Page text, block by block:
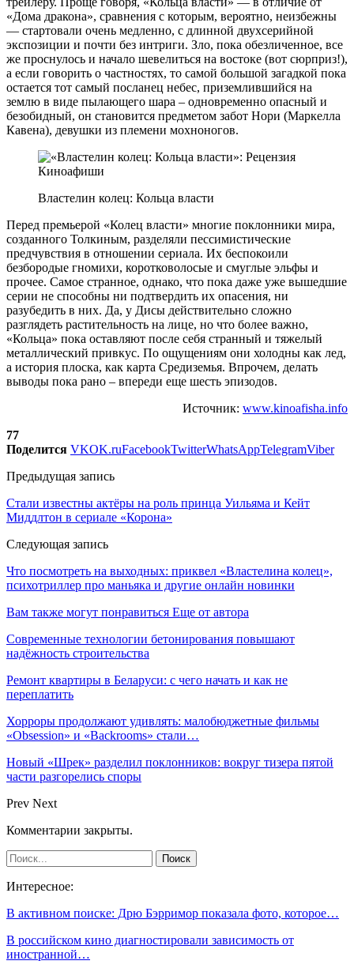
«Дома дракона», сравнения с которым, вероятно, неизбежны
— стартовали очень медленно, с длинной двухсерийной
экспозиции и почти без интриги. Зло, пока обезличенное, все
же проснулось и начало шевелиться на востоке (вот сюрприз!),
а если говорить о частностях, то самой большой загадкой пока
остается тот самый посланец небес, приземлившийся на
землю в виде пылающего шара – одновременно опасный и
безобидный, он становится предметом забот Нори (Маркелла
Кавена), девушки из племени мохноногов.
Властелин колец: Кольца власти
Перед премьерой «Колец власти» многие поклонники мира,
созданного Толкиным, разделяли пессимистические
предчувствия в отношении сериала. Их беспокоили
безбородые гномихи, коротковолосые и смуглые эльфы и
прочее. Самое странное, однако, что пока даже уже вышедшие
серии не способны ни подтвердить их опасения, ни
разубедить в них. Да, у Дисы действительно сложно
разглядеть растительность на лице, но что более важно,
«Кольца» пока оставляют после себя странный и тяжелый
металлический привкус. По ощущениям они холодны как лед,
а история плоска, как карта Средиземья. Впрочем, делать
выводы пока рано – впереди еще шесть эпизодов.
Источник: www.kinoafisha.info
77
Поделится VKOK.ruFacebookTwitterWhatsAppTelegramViber
Предыдущая запись
Стали известны актёры на роль принца Уильяма и Кейт
Миддлтон в сериале «Корона»
Следующая запись
Что посмотреть на выходных: приквел «Властелина колец»,
психотриллер про маньяка и другие онлайн новинки
Вам также могут понравиться Еще от автора
Современные технологии бетонирования повышают
надёжность строительства
Ремонт квартиры в Беларуси: с чего начать и как не
переплатить
Хорроры продолжают удивлять: малобюджетные фильмы
«Obsession» и «Backrooms» стали…
Новый «Шрек» разделил поклонников: вокруг тизера пятой
части разгорелись споры
Prev Next
Комментарии закрыты.
Интересное:
В активном поиске: Дрю Бэрримор показала фото, которое…
В российском кино диагностировали зависимость от
иностранной…